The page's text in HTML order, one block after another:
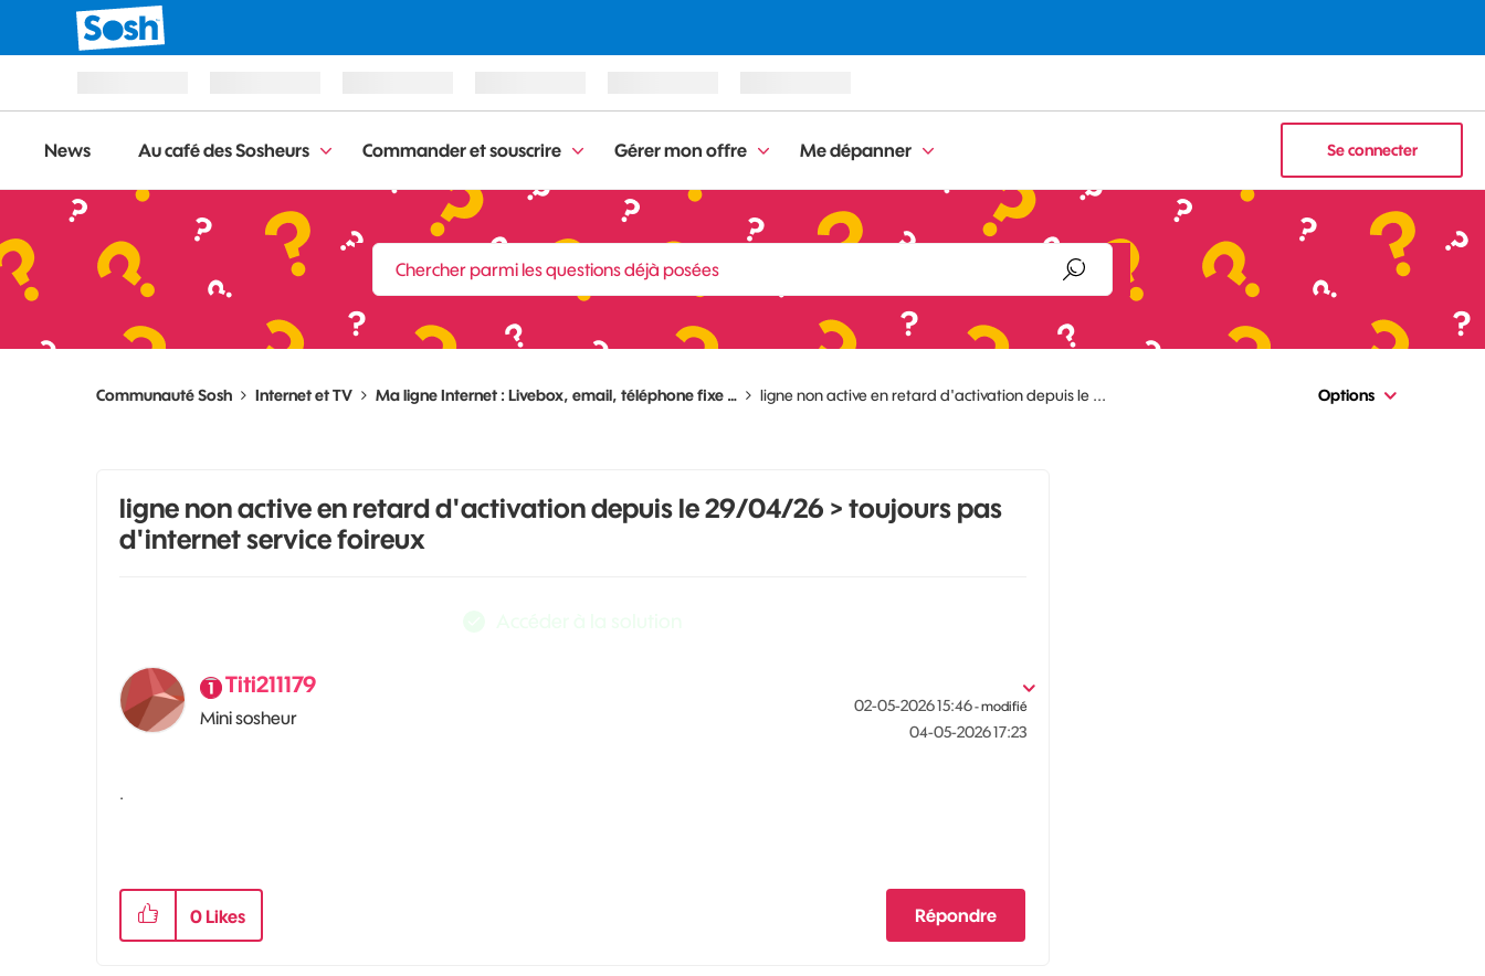
News Au café des Sosheurs Commander et souscrire Gérer mon offre Me dépanner Se connecter
Communauté Sosh Internet et TV Ma ligne Internet : Livebox, email, téléphone fixe … ligne non active en retard d'activation depuis le ... Options
ligne non active en retard d'activation depuis le 29/04/26 > toujours pas
d'internet service foireux
Titi211179
Mini sosheur
‎02-05-202615:46- modifié
‎04-05-202617:23
.
0 Likes Répondre